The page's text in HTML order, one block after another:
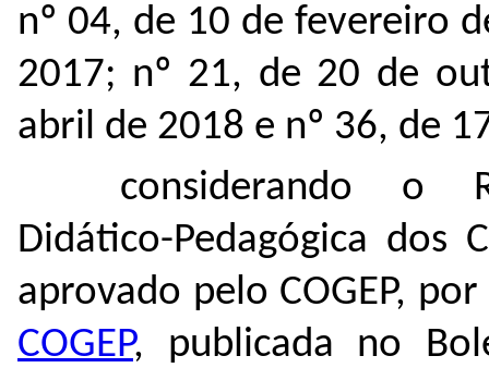
nº 04, de 10 de fevereiro
2017; nº 21, de 20 de
abril de 2018 e nº 36, de
considerando o
Didático-Pedagógica dos
aprovado pelo COGEP,
COGEP, publicada no